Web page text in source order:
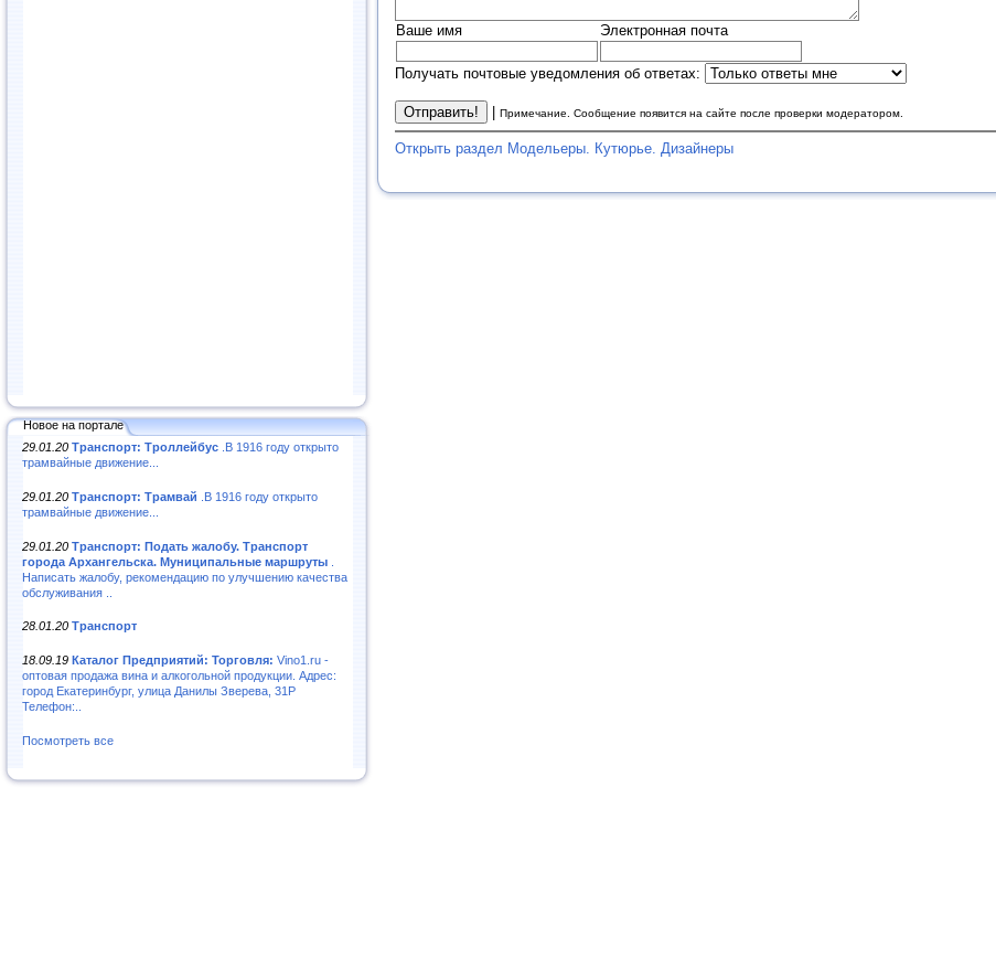
Новое на портале
29.01.20 Транспорт: Троллейбус .В 1916 году открыто
трамвайные движение...
29.01.20 Транспорт: Трамвай .В 1916 году открыто
трамвайные движение...
29.01.20 Транспорт: Подать жалобу. Транспорт
города Архангельска. Муниципальные маршруты
Написать жалобу, рекомендацию по улучшению качества
обслуживания ..
28.01.20 Транспорт
18.09.19 Каталог Предприятий: Торговля: Vino1.ru -
оптовая продажа вина и алкогольной продукции. Адрес:
город Екатеринбург, улица Данилы Зверева, 31Р
Телефон:..
Посмотреть все
Ваше имя Электронная почта
Получать почтовые уведомления об ответах:
Примечание. Сообщение появится на сайте после проверки модератором.
Открыть раздел Модельеры. Кутюрье. Дизайнеры